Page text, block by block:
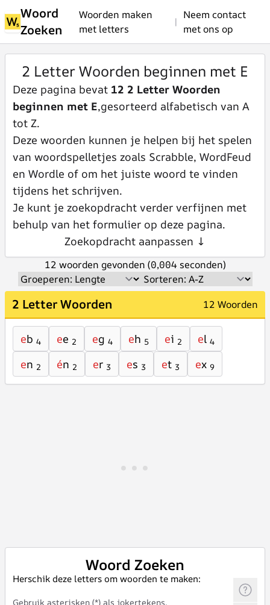
Woord
Zoeken
Woorden maken
met letters
|
Neem contact
met ons op
2 Letter Woorden beginnen met E
Deze pagina bevat 12 2 Letter Woorden
beginnen met E,gesorteerd alfabetisch van A
tot Z.
Deze woorden kunnen je helpen bij het spelen
van woordspelletjes zoals Scrabble, WordFeud
en Wordle of om het juiste woord te vinden
tijdens het schrijven.
Je kunt je zoekopdracht verder verfijnen met
behulp van het formulier op deze pagina.
Zoekopdracht aanpassen ↓
12 woorden gevonden (0,004 seconden)
2 Letter Woorden 12 Woorden
eb 4 ee 2 eg 4 eh 5 ei 2 el 4
en 2 én 2 er 3 es 3 et 3 ex 9
Woord Zoeken
Herschik deze letters om woorden te maken:
Gebruik asterisken (*) als jokertekens.